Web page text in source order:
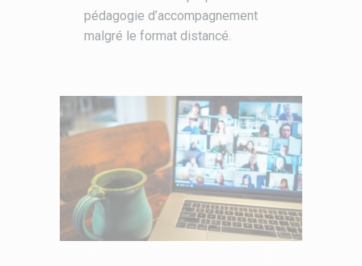
pédagogie d’accompagnement
malgré le format distancé.